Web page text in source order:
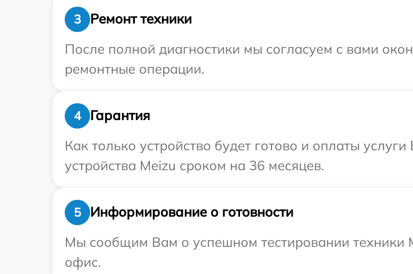
3
Ремонт техники
После полной диагностики мы согласуем с вами
ремонтные операции.
4
Гарантия
Как только устройство будет готово и оплаты
устройства Meizu сроком на 36 месяцев.
5
Информирование о готовности
Мы сообщим Вам о успешном тестировании техники
офис.